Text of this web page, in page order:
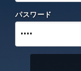
パスワード